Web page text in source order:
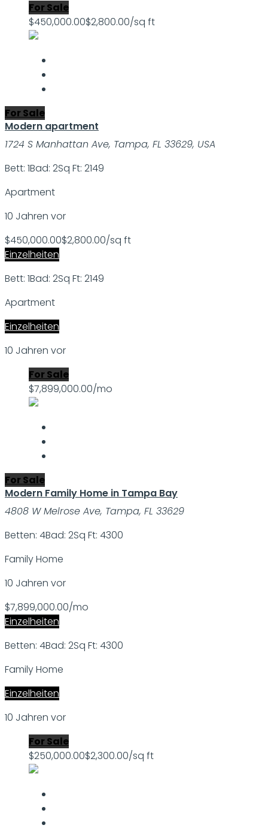
For Sale
$450,000.00$2,800.00/sq ft
For Sale
Modern apartment
1724 S Manhattan Ave, Tampa, FL 33629, USA
Bett: 1Bad: 2Sq Ft: 2149
Apartment
10 Jahren vor
$450,000.00$2,800.00/sq ft
Einzelheiten
Bett: 1Bad: 2Sq Ft: 2149
Apartment
Einzelheiten
10 Jahren vor
For Sale
$7,899,000.00/mo
For Sale
Modern Family Home in Tampa Bay
4808 W Melrose Ave, Tampa, FL 33629
Betten: 4Bad: 2Sq Ft: 4300
Family Home
10 Jahren vor
$7,899,000.00/mo
Einzelheiten
Betten: 4Bad: 2Sq Ft: 4300
Family Home
Einzelheiten
10 Jahren vor
For Sale
$250,000.00$2,300.00/sq ft